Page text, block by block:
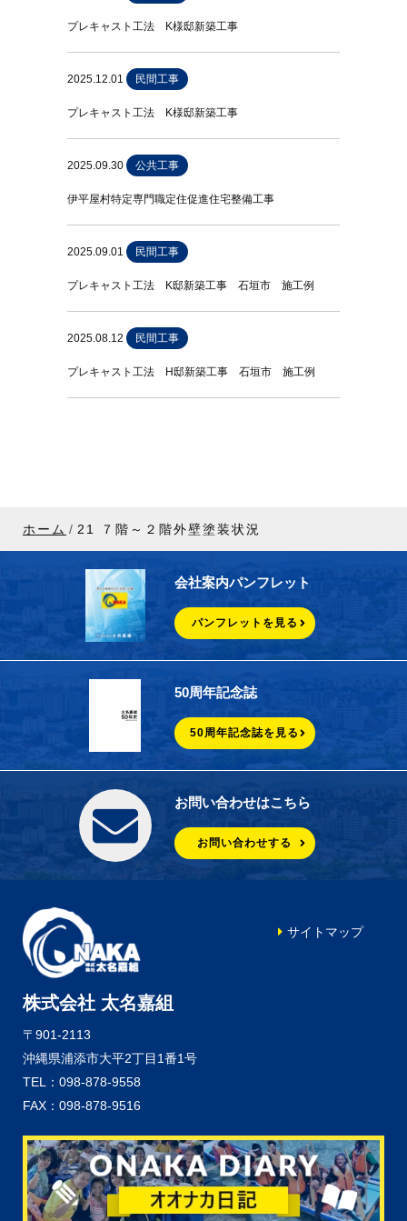
プレキャスト工法 K様邸新築工事
2025.12.01 民間工事
プレキャスト工法 K様邸新築工事
2025.09.30 公共工事
伊平屋村特定専門職定住促進住宅整備工事
2025.09.01 民間工事
プレキャスト工法 K邸新築工事 石垣市 施工例
2025.08.12 民間工事
プレキャスト工法 H邸新築工事 石垣市 施工例
ホーム 21 ７階～２階外壁塗装状況
会社案内パンフレット
パンフレットを見る
50周年記念誌
50周年記念誌を見る
お問い合わせはこちら
お問い合わせする
株式会社 太名嘉組
〒901-2113
沖縄県浦添市大平2丁目1番1号
TEL：098-878-9558
FAX：098-878-9516
サイトマップ